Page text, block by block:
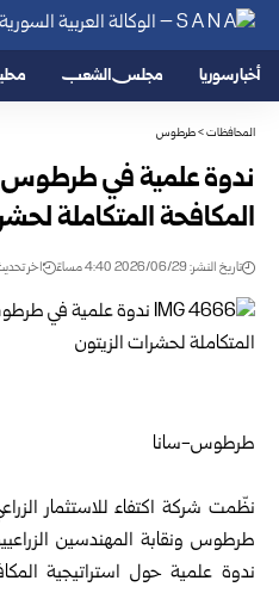
أخبار سوريا مجلس الشعب
المحافظات>طرطوس
ندوة علمية في طرطوس
المكافحة المتكاملة
تاريخ النشر: 2026/06/29 4:40 مساءً اخر تحديث: 2026/06/29
طرطوس-سانا
نظّمت شركة اكتفاء للاستثمار
طرطوس ونقابة المهندسين
ندوة علمية حول استراتيجية